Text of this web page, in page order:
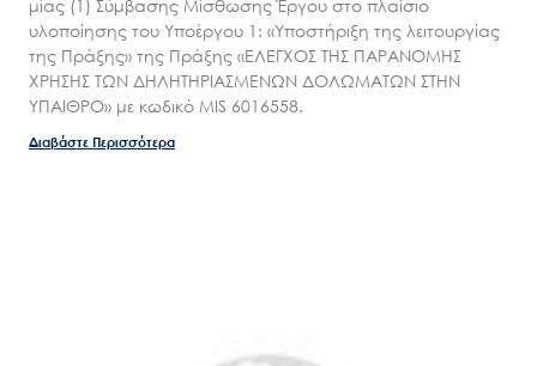
Επικοινωνία
μίας (1) Σύμβασης Μίσθωσης Έργου στο πλαίσιο
υλοποίησης του Υποέργου 1: «Υποστήριξη της λειτουργίας
της Πράξης» της Πράξης «ΕΛΕΓΧΟΣ ΤΗΣ ΠΑΡΑΝΟΜΗΣ
ΧΡΗΣΗΣ ΤΩΝ ΔΗΛΗΤΗΡΙΑΣΜΕΝΩΝ ΔΟΛΩΜΑΤΩΝ ΣΤΗΝ
ΥΠΑΙΘΡΟ» με κωδικό MIS 6016558.
Διαβάστε Περισσότερα